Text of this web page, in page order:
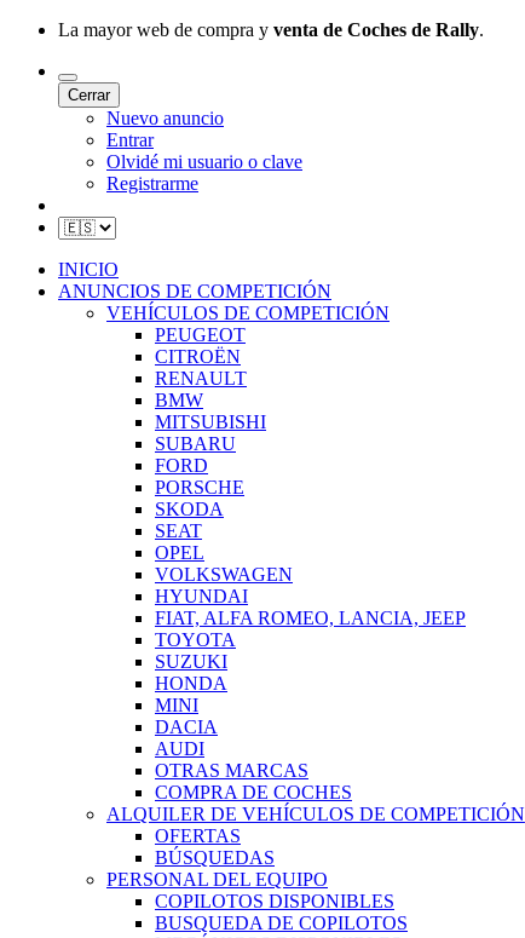
La mayor web de compra y venta de Coches de Rally.
Cerrar
Nuevo anuncio
Entrar
Olvidé mi usuario o clave
Registrarme
INICIO
ANUNCIOS DE COMPETICIÓN
VEHÍCULOS DE COMPETICIÓN
PEUGEOT
CITROËN
RENAULT
BMW
MITSUBISHI
SUBARU
FORD
PORSCHE
SKODA
SEAT
OPEL
VOLKSWAGEN
HYUNDAI
FIAT, ALFA ROMEO, LANCIA, JEEP
TOYOTA
SUZUKI
HONDA
MINI
DACIA
AUDI
OTRAS MARCAS
COMPRA DE COCHES
ALQUILER DE VEHÍCULOS DE COMPETICIÓN
OFERTAS
BÚSQUEDAS
PERSONAL DEL EQUIPO
COPILOTOS DISPONIBLES
BUSQUEDA DE COPILOTOS